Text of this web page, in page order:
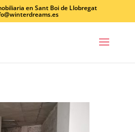
en Sant Boi de Llobregat